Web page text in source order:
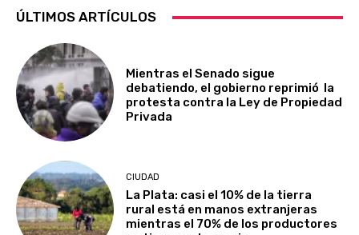
ÚLTIMOS ARTÍCULOS
Mientras el Senado sigue
debatiendo, el gobierno reprimió la
protesta contra la Ley de Propiedad
Privada
CIUDAD
La Plata: casi el 10% de la tierra
rural está en manos extranjeras
mientras el 70% de los productores